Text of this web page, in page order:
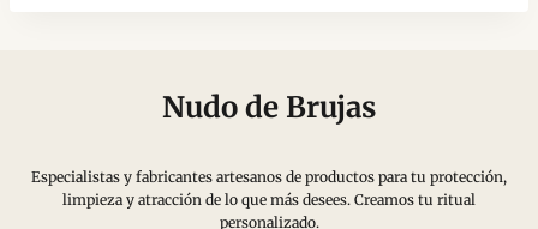
Nudo de Brujas
Especialistas y fabricantes artesanos de productos para tu protección,
limpieza y atracción de lo que más desees. Creamos tu ritual
personalizado.